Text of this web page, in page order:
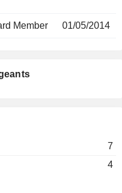
Member 01/05/2014
7
4